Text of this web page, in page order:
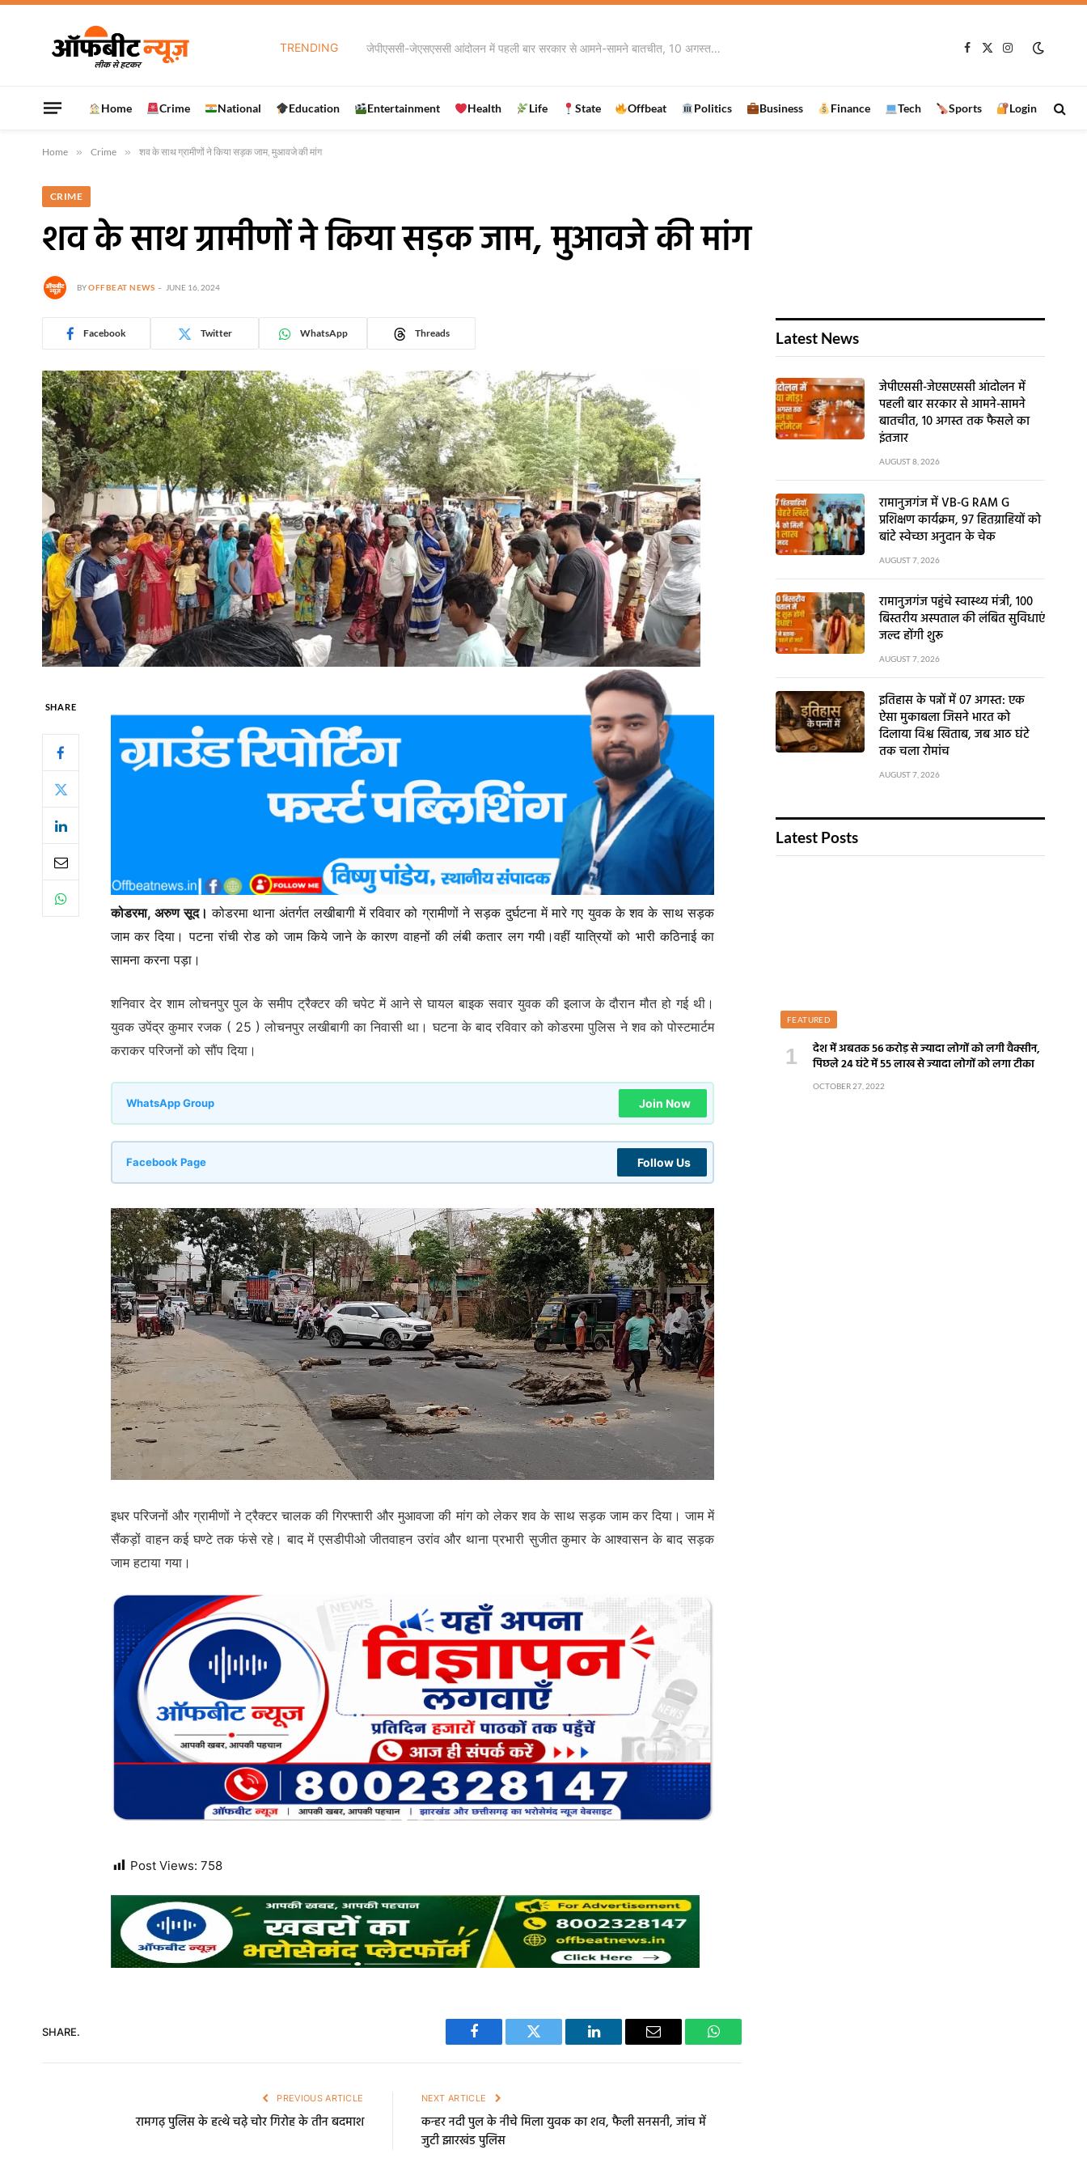
TRENDING
Facebook
X
Instagram
Home Crime National Education Entertainment Health Life State Offbeat Politics Business Finance Tech Sports Login
Home » Crime » शव के साथ ग्रामीणों ने किया सड़क जाम, मुआवजे की मांग
CRIME
शव के साथ ग्रामीणों ने किया सड़क जाम, मुआवजे की मांग
BYOFFBEAT NEWS JUNE 16, 2024
Facebook Twitter WhatsApp Threads
SHARE
कोडरमा, अरुण सूद। कोडरमा थाना अंतर्गत लखीबागी में रविवार को ग्रामीणों ने सड़क दुर्घटना में मारे गए युवक के शव के साथ सड़क
जाम कर दिया। पटना रांची रोड को जाम किये जाने के कारण वाहनों की लंबी कतार लग गयी।वहीं यात्रियों को भारी कठिनाई का
सामना करना पड़ा।
शनिवार देर शाम लोचनपुर पुल के समीप ट्रैक्टर की चपेट में आने से घायल बाइक सवार युवक की इलाज के दौरान मौत हो गई थी।
युवक उपेंद्र कुमार रजक ( 25 ) लोचनपुर लखीबागी का निवासी था। घटना के बाद रविवार को कोडरमा पुलिस ने शव को पोस्टमार्टम
कराकर परिजनों को सौंप दिया।
WhatsApp Group Join Now
Facebook Page Follow Us
इधर परिजनों और ग्रामीणों ने ट्रैक्टर चालक की गिरफ्तारी और मुआवजा की मांग को लेकर शव के साथ सड़क जाम कर दिया। जाम में
सैंकड़ों वाहन कई घण्टे तक फंसे रहे। बाद में एसडीपीओ जीतवाहन उरांव और थाना प्रभारी सुजीत कुमार के आश्वासन के बाद सड़क
जाम हटाया गया।
Post Views: 758
SHARE.
Facebook Twitter LinkedIn Email WhatsApp
PREVIOUS ARTICLE
रामगढ़ पुलिस के हत्थे चढ़े चोर गिरोह के तीन बदमाश
NEXT ARTICLE
कन्हर नदी पुल के नीचे मिला युवक का शव, फैली सनसनी, जांच में
जुटी झारखंड पुलिस
Latest News
जेपीएससी-जेएसएससी आंदोलन में
पहली बार सरकार से आमने-सामने
बातचीत, 10 अगस्त तक फैसले का
इंतजार
AUGUST 8, 2026
रामानुजगंज में VB-G RAM G
प्रशिक्षण कार्यक्रम, 97 हितग्राहियों को
बांटे स्वेच्छा अनुदान के चेक
AUGUST 7, 2026
रामानुजगंज पहुंचे स्वास्थ्य मंत्री, 100
बिस्तरीय अस्पताल की लंबित सुविधाएं
जल्द होंगी शुरू
AUGUST 7, 2026
इतिहास के पन्नों में 07 अगस्त: एक
ऐसा मुकाबला जिसने भारत को
दिलाया विश्व खिताब, जब आठ घंटे
तक चला रोमांच
AUGUST 7, 2026
Latest Posts
FEATURED
देश में अबतक 56 करोड़ से ज्यादा लोगों को लगी वैक्सीन,
पिछले 24 घंटे में 55 लाख से ज्यादा लोगों को लगा टीका
OCTOBER 27, 2022